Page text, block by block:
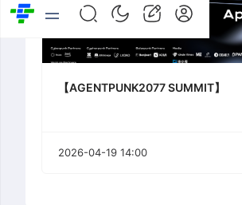
【AGENTPUNK2077 SUMMIT】
2026-04-19 14:00